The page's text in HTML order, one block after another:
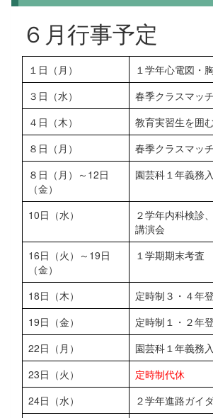
６月行事予定
１日（月）
１学年心電図・
３日（水）
春季クラスマッチ
４日（木）
教育実習生を囲
８日（月）
春季クラスマッ
８日（月）～12日
（金）
園芸科１年義務
10日（水）
２学年内科検診
講演会
16日（火）～19日
（金）
１学期期末考査
18日（木）
定時制３・４年
19日（金）
定時制１・２年
22日（月）
園芸科１年義務
23日（火）
定時制代休
24日（水）
２学年進路ガイ